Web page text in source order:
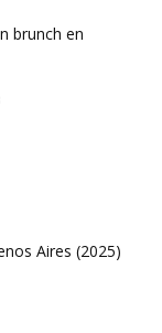
brunch en
Aires (2025)